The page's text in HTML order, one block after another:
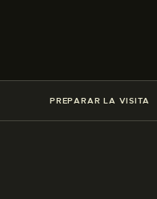
PREPARAR LA VISITA
█